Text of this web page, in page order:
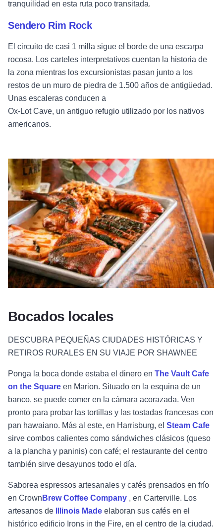
tranquilidad en esta ruta poco transitada.
Sendero Rim Rock
El circuito de casi 1 milla sigue el borde de una escarpa
rocosa. Los carteles interpretativos cuentan la historia de
la zona mientras los excursionistas pasan junto a los
restos de un muro de piedra de 1.500 años de antigüedad.
Unas escaleras conducen a
Ox-Lot Cave, un antiguo refugio utilizado por los nativos
americanos.
Bocados locales
DESCUBRA PEQUEÑAS CIUDADES HISTÓRICAS Y
RETIROS RURALES EN SU VIAJE POR SHAWNEE
Ponga la boca donde estaba el dinero en The Vault Cafe
on the Square en Marion. Situado en la esquina de un
banco, se puede comer en la cámara acorazada. Ven
pronto para probar las tortillas y las tostadas francesas con
pan hawaiano. Más al este, en Harrisburg, el Steam Cafe
sirve combos calientes como sándwiches clásicos (queso
a la plancha y paninis) con café; el restaurante del centro
también sirve desayunos todo el día.
Saborea espressos artesanales y cafés prensados en frío
en Crown Brew Coffee Company , en Carterville. Los
artesanos de
Illinois Made elaboran sus cafés en el
histórico edificio Irons in the Fire, en el centro de la ciudad.